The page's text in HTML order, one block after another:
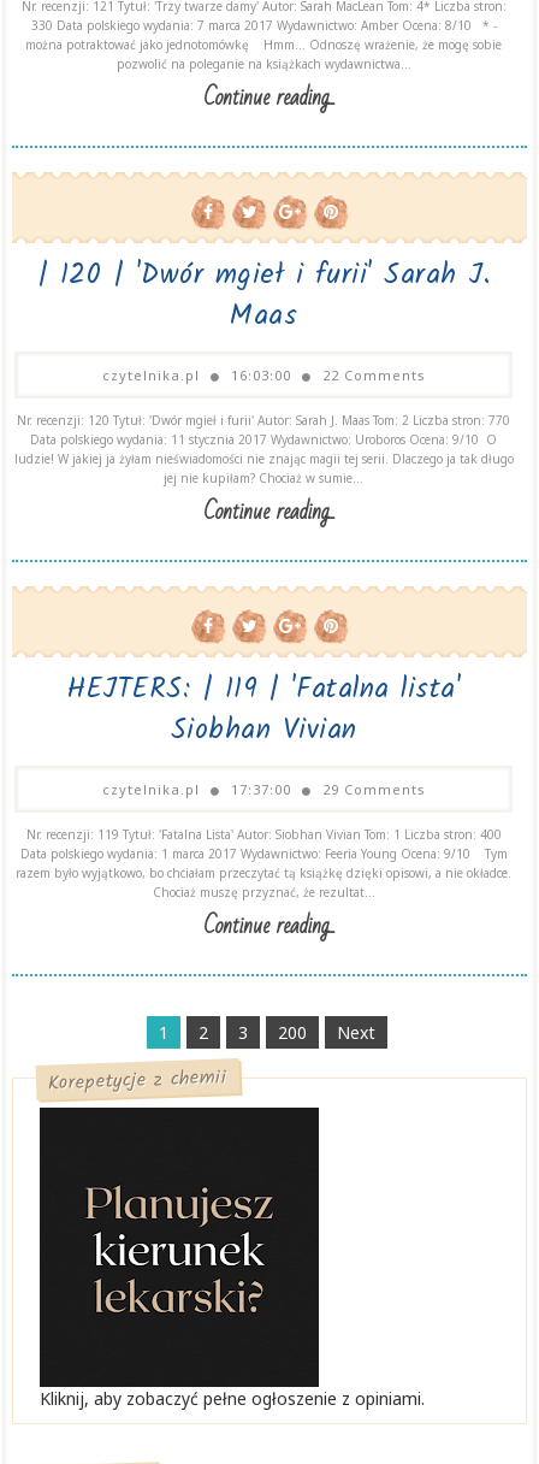
Nr. recenzji: 121 Tytuł: 'Trzy twarze damy' Autor: Sarah MacLean Tom: 4* Liczba stron:
330 Data polskiego wydania: 7 marca 2017 Wydawnictwo: Amber Ocena: 8/10 * -
można potraktować jako jednotomówkę Hmm... Odnoszę wrażenie, że mogę sobie
pozwolić na poleganie na książkach wydawnictwa...
Continue reading...
| 120 | 'Dwór mgieł i furii' Sarah J.
Maas
czytelnika.pl 16:03:00 22 Comments
Nr. recenzji: 120 Tytuł: 'Dwór mgieł i furii' Autor: Sarah J. Maas Tom: 2 Liczba stron: 770
Data polskiego wydania: 11 stycznia 2017 Wydawnictwo: Uroboros Ocena: 9/10 O
ludzie! W jakiej ja żyłam nieświadomości nie znając magii tej serii. Dlaczego ja tak długo
jej nie kupiłam? Chociaż w sumie...
Continue reading...
HEJTERS: | 119 | 'Fatalna lista'
Siobhan Vivian
czytelnika.pl 17:37:00 29 Comments
Nr. recenzji: 119 Tytuł: 'Fatalna Lista' Autor: Siobhan Vivian Tom: 1 Liczba stron: 400
Data polskiego wydania: 1 marca 2017 Wydawnictwo: Feeria Young Ocena: 9/10 Tym
razem było wyjątkowo, bo chciałam przeczytać tą książkę dzięki opisowi, a nie okładce.
Chociaż muszę przyznać, że rezultat...
Continue reading...
1 2 3 200 Next
Korepetycje z chemii
Kliknij, aby zobaczyć pełne ogłoszenie z opiniami.